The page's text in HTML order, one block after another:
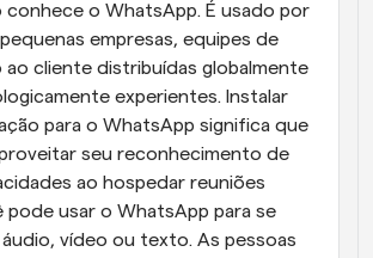
conhece o WhatsApp. É usado por
empresas, equipes de
cliente distribuídas globalmente
experientes. Instalar
para o WhatsApp significa que
seu reconhecimento de
ao hospedar reuniões
pode usar o WhatsApp para se
vídeo ou texto. As pessoas